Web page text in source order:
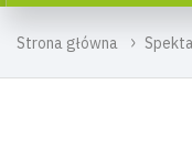
Strona główna